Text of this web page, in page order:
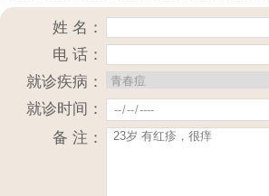
姓 名：
电 话：
就诊疾病：
就诊时间：
备 注：